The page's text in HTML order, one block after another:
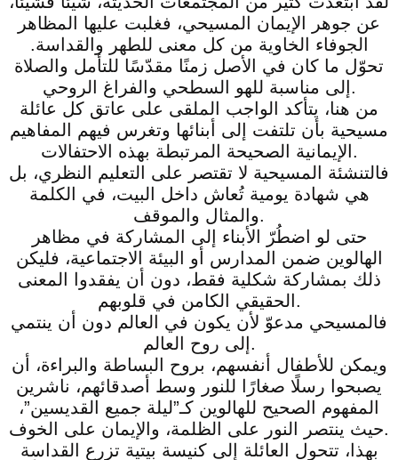
عن جوهر الإيمان المسيحي، فغلبت عليها المظاهر
الجوفاء الخاوية من كل معنى للطهر والقداسة.
تحوّل ما كان في الأصل زمنًا مقدّسًا للتأمل والصلاة
إلى مناسبة للهو السطحي والفراغ الروحي.
من هنا، يتأكد الواجب الملقى على عاتق كل عائلة
مسيحية بأن تلتفت إلى أبنائها وتغرس فيهم المفاهيم
الإيمانية الصحيحة المرتبطة بهذه الاحتفالات.
فالتنشئة المسيحية لا تقتصر على التعليم النظري، بل
هي شهادة يومية تُعاش داخل البيت، في الكلمة
والمثال والموقف.
حتى لو اضطُرّ الأبناء إلى المشاركة في مظاهر
الهالوين ضمن المدارس أو البيئة الاجتماعية، فليكن
ذلك بمشاركة شكلية فقط، دون أن يفقدوا المعنى
الحقيقي الكامن في قلوبهم.
فالمسيحي مدعوّ لأن يكون في العالم دون أن ينتمي
إلى روح العالم.
ويمكن للأطفال أنفسهم، بروح البساطة والبراءة، أن
يصبحوا رسلًا صغارًا للنور وسط أصدقائهم، ناشرين
المفهوم الصحيح للهالوين كـ”ليلة جميع القديسين”،
حيث ينتصر النور على الظلمة، والإيمان على الخوف.
بهذا، تتحول العائلة إلى كنيسة بيتية تزرع القداسة